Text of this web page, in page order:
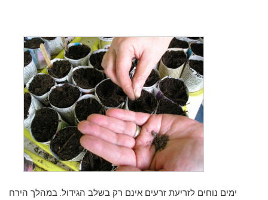
ימים נוחים לזריעת זרעים אינם רק בשלב הגידול. במהלך הירח